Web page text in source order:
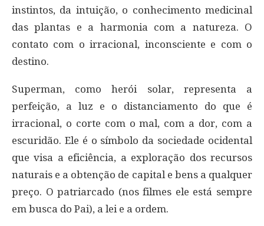
instintos, da intuição, o conhecimento medicinal
das plantas e a harmonia com a natureza. O
contato com o irracional, inconsciente e com o
destino.
Superman, como herói solar, representa a
perfeição, a luz e o distanciamento do que é
irracional, o corte com o mal, com a dor, com a
escuridão. Ele é o símbolo da sociedade ocidental
que visa a eficiência, a exploração dos recursos
naturais e a obtenção de capital e bens a qualquer
preço. O patriarcado (nos filmes ele está sempre
em busca do Pai), a lei e a ordem.